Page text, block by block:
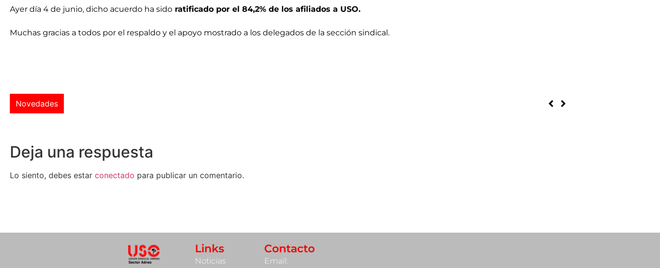
Ayer día 4 de junio, dicho acuerdo ha sido ratificado por el 84,2% de los afiliados a USO.
Muchas gracias a todos por el respaldo y el apoyo mostrado a los delegados de la sección sindical.
Novedades
Deja una respuesta
Lo siento, debes estar conectado para publicar un comentario.
Links
Noticias
Contacto
Email: